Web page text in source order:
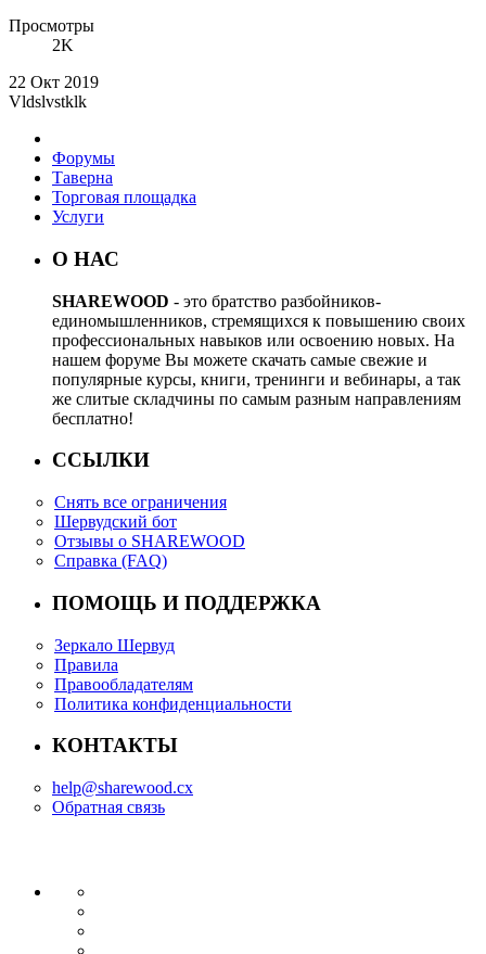
Просмотры
2K
22 Окт 2019
Vldslvstklk
Форумы
Таверна
Торговая площадка
Услуги
О НАС
SHAREWOOD - это братство разбойников-
единомышленников, стремящихся к повышению своих
профессиональных навыков или освоению новых. На
нашем форуме Вы можете скачать самые свежие и
популярные курсы, книги, тренинги и вебинары, а так
же слитые складчины по самым разным направлениям
бесплатно!
ССЫЛКИ
Снять все ограничения
Шервудский бот
Отзывы о SHAREWOOD
Справка (FAQ)
ПОМОЩЬ И ПОДДЕРЖКА
Зеркало Шервуд
Правила
Правообладателям
Политика конфиденциальности
КОНТАКТЫ
help@sharewood.cx
Обратная связь